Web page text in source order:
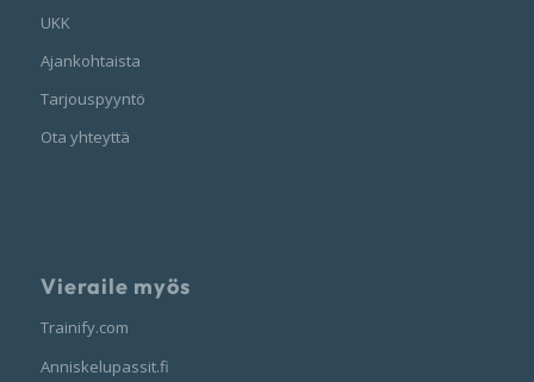
UKK
Ajankohtaista
Tarjouspyyntö
Ota yhteyttä
Vieraile myös
Trainify.com
Anniskelupassit.fi